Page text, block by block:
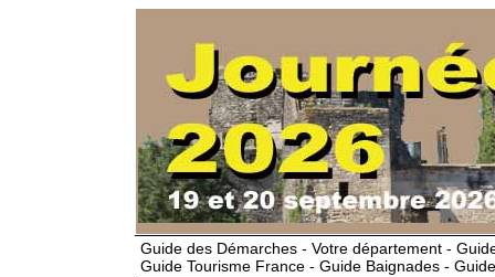
Guide des Démarches - Votre département -
Guide Tourisme France - Guide Baignades -